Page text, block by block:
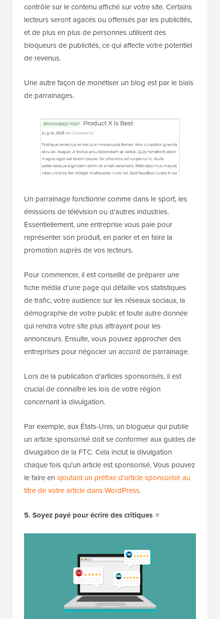
contrôle sur le contenu affiché sur votre site. Certains
lecteurs seront agacés ou offensés par les publicités,
et de plus en plus de personnes utilisent des
bloqueurs de publicités, ce qui affecte votre potentiel
de revenus.
Une autre façon de monétiser un blog est par le biais
de parrainages.
Un parrainage fonctionne comme dans le sport, les
émissions de télévision ou d'autres industries.
Essentiellement, une entreprise vous paie pour
représenter son produit, en parler et en faire la
promotion auprès de vos lecteurs.
Pour commencer, il est conseillé de préparer une
fiche média d'une page qui détaille vos statistiques
de trafic, votre audience sur les réseaux sociaux, la
démographie de votre public et toute autre donnée
qui rendra votre site plus attrayant pour les
annonceurs. Ensuite, vous pouvez approcher des
entreprises pour négocier un accord de parrainage.
Lors de la publication d'articles sponsorisés, il est
crucial de connaître les lois de votre région
concernant la divulgation.
Par exemple, aux États-Unis, un blogueur qui publie
un article sponsorisé doit se conformer aux guides de
divulgation de la FTC. Cela inclut la divulgation
chaque fois qu'un article est sponsorisé. Vous pouvez
le faire en ajoutant un préfixe d'article sponsorisé au
titre de votre article dans WordPress.
5. Soyez payé pour écrire des critiques ⭐